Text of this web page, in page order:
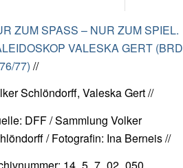
ZUM SPASS – NUR ZUM SPIEL.
VALESKA GERT (BRD
77) //
Schlöndorff, Valeska Gert //
DFF / Sammlung Volker
/ Fotografin: Ina Berneis //